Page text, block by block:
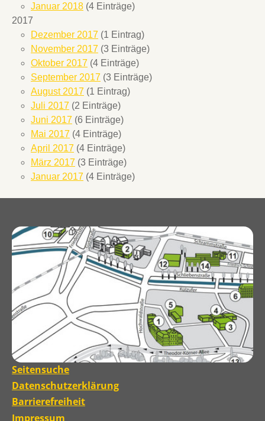
Januar 2018 (4 Einträge)
2017
Dezember 2017 (1 Eintrag)
November 2017 (3 Einträge)
Oktober 2017 (4 Einträge)
September 2017 (3 Einträge)
August 2017 (1 Eintrag)
Juli 2017 (2 Einträge)
Juni 2017 (6 Einträge)
Mai 2017 (4 Einträge)
April 2017 (4 Einträge)
März 2017 (3 Einträge)
Januar 2017 (4 Einträge)
Seitensuche
Datenschutzerklärung
Barrierefreiheit
Impressum